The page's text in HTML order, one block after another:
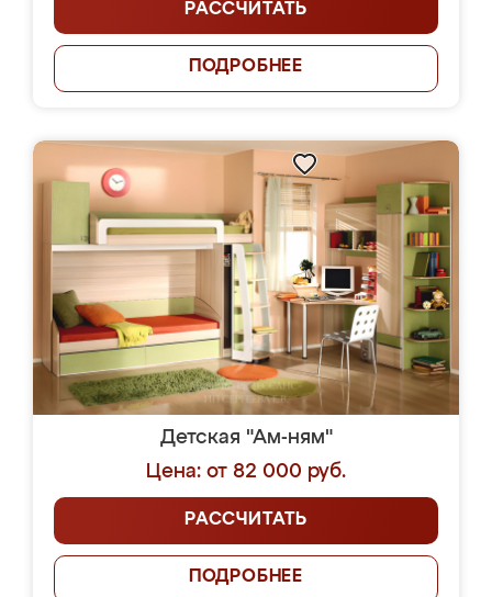
РАССЧИТАТЬ
ПОДРОБНЕЕ
Детская "Ам-ням"
Цена: от 82 000 руб.
РАССЧИТАТЬ
ПОДРОБНЕЕ